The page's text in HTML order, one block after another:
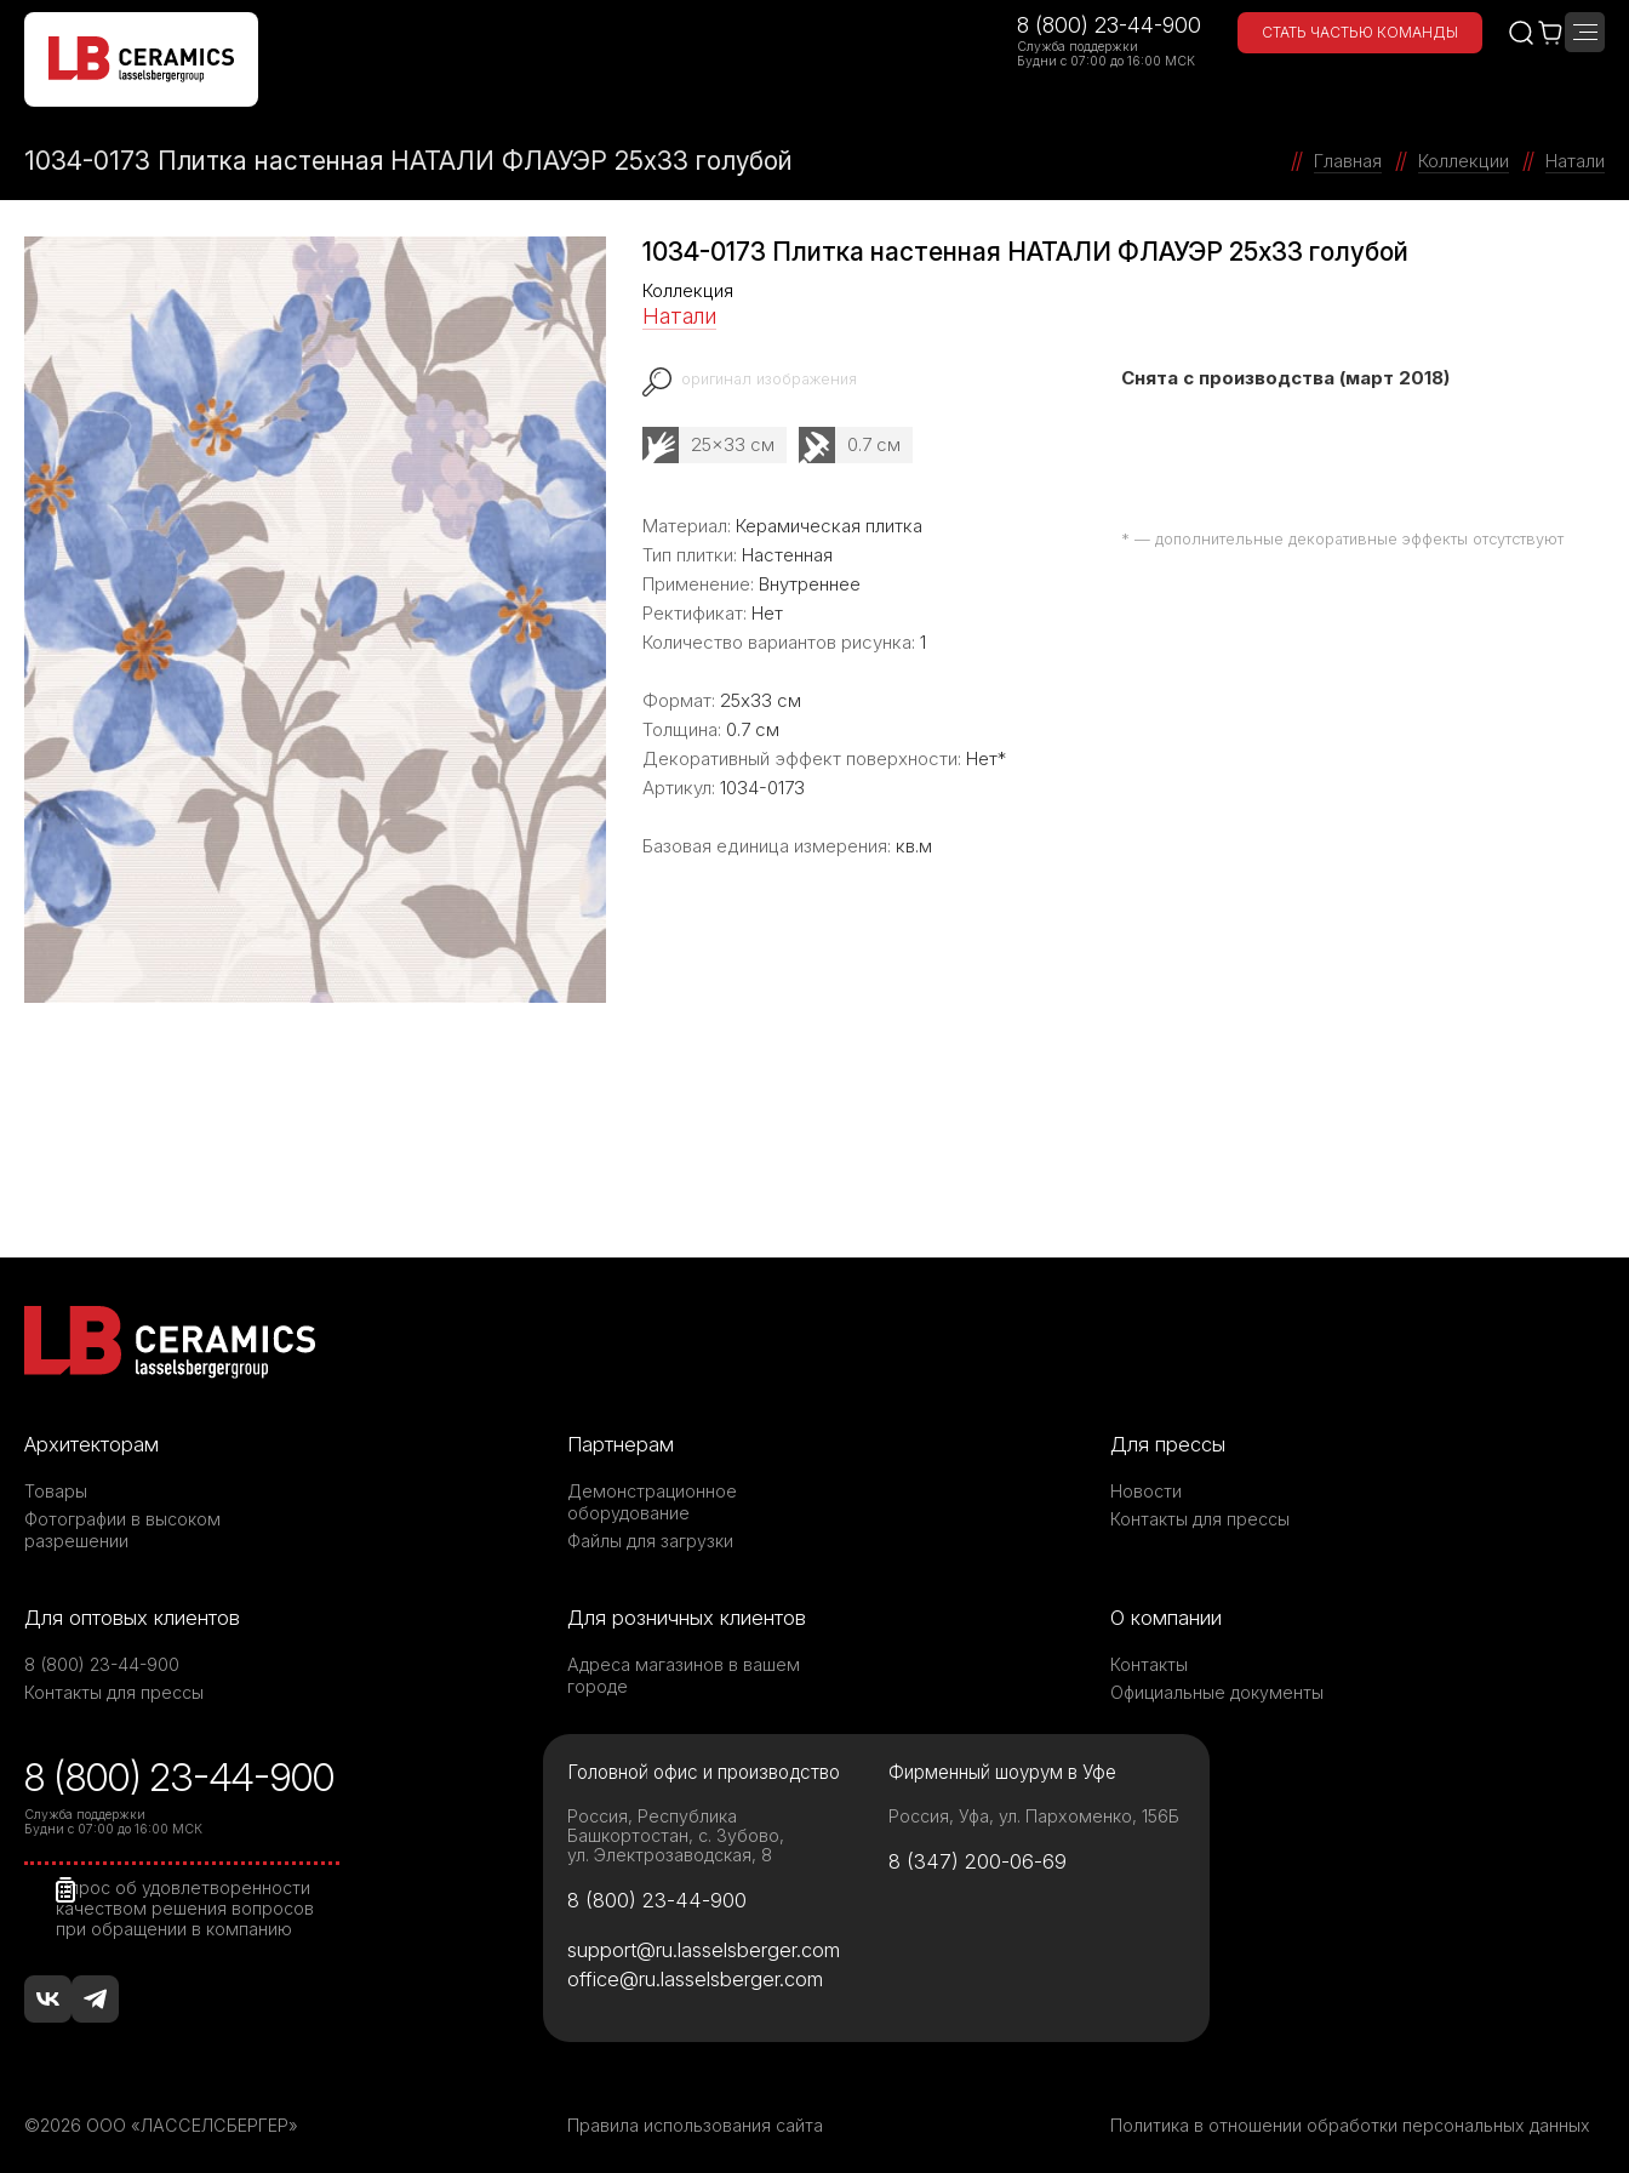
8 (800) 23-44-900
Служба поддержки
Будни с 07:00 до 16:00 МСК
СТАТЬ ЧАСТЬЮ КОМАНДЫ
1034-0173 Плитка настенная НАТАЛИ ФЛАУЭР 25х33 голубой Главная Коллекции Натали
1034-0173 Плитка настенная НАТАЛИ ФЛАУЭР 25х33 голубой
Коллекция
Натали
оригинал изображения
25x33 см 0.7 см
Снята с производства (март 2018)
Материал: Керамическая плитка
Тип плитки: Настенная
Применение: Внутреннее
Ректификат: Нет
Количество вариантов рисунка: 1
Формат: 25x33 см
Толщина: 0.7 см
Декоративный эффект поверхности: Нет*
Артикул: 1034-0173
Базовая единица измерения: кв.м
* — дополнительные декоративные эффекты отсутствуют
Архитекторам
Товары
Фотографии в высоком
разрешении
Партнерам
Демонстрационное
оборудование
Файлы для загрузки
Для прессы
Новости
Контакты для прессы
Для оптовых клиентов
8 (800) 23-44-900
Контакты для прессы
Для розничных клиентов
Адреса магазинов в вашем
городе
О компании
Контакты
Официальные документы
8 (800) 23-44-900
Служба поддержки
Будни с 07:00 до 16:00 МСК
Опрос об удовлетворенности
качеством решения вопросов
при обращении в компанию
Головной офис и производство
Россия, Республика
Башкортостан, с. Зубово,
ул. Электрозаводская, 8
8 (800) 23-44-900
Фирменный шоурум в Уфе
Россия, Уфа, ул. Пархоменко, 156Б
8 (347) 200-06-69
support@ru.lasselsberger.com
office@ru.lasselsberger.com
©2026 ООО «ЛАССЕЛСБЕРГЕР» Правила использования сайта Политика в отношении обработки персональных данных